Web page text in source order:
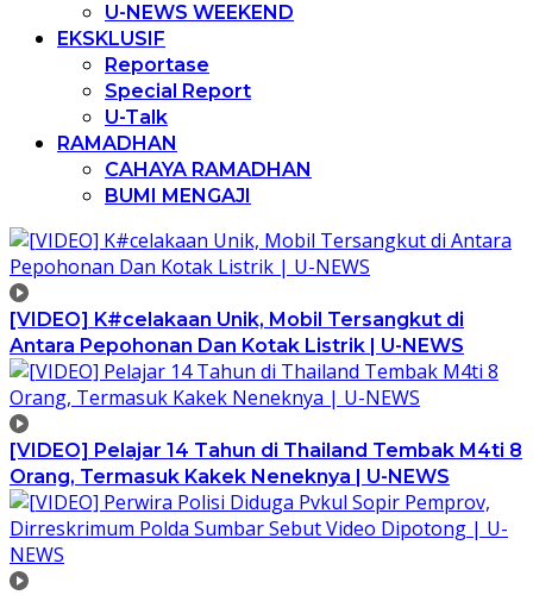
U-NEWS WEEKEND
EKSKLUSIF
Reportase
Special Report
U-Talk
RAMADHAN
CAHAYA RAMADHAN
BUMI MENGAJI
[VIDEO] K#celakaan Unik, Mobil Tersangkut di
Antara Pepohonan Dan Kotak Listrik | U-NEWS
[VIDEO] Pelajar 14 Tahun di Thailand Tembak M4ti 8
Orang, Termasuk Kakek Neneknya | U-NEWS